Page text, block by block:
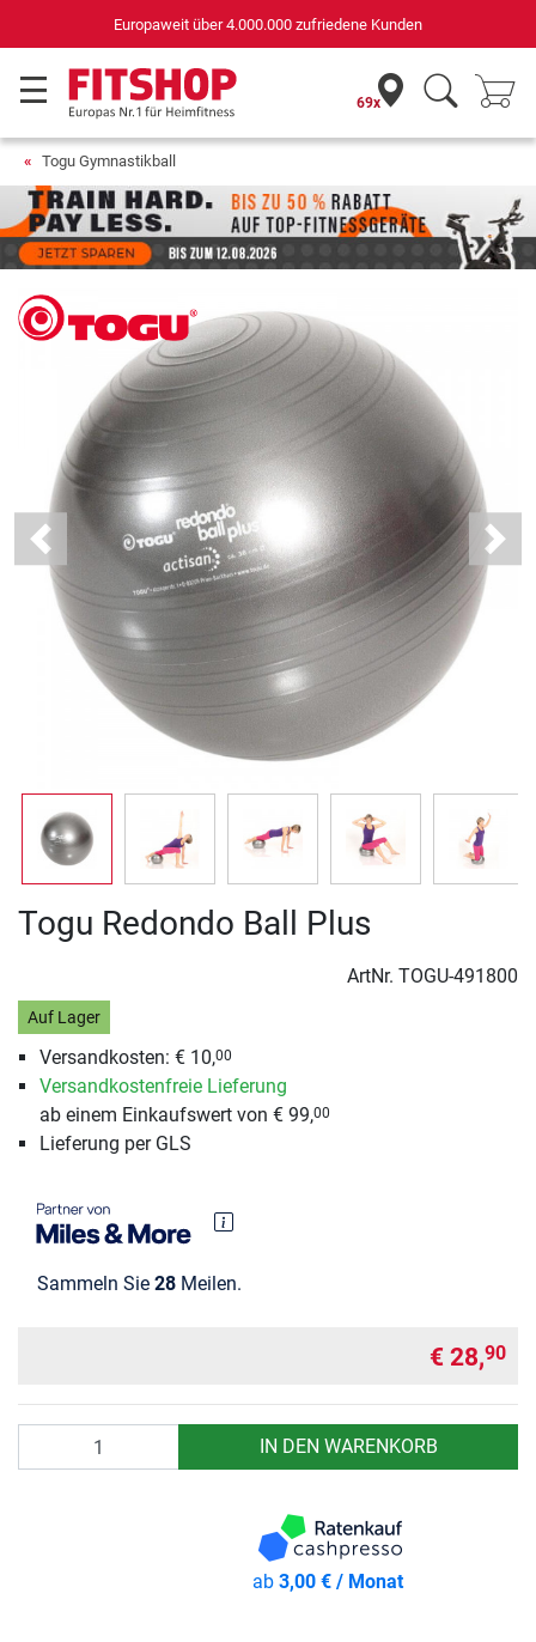
Europaweit über 4.000.000 zufriedene Kunden
69x
Togu Gymnastikball
Previous Next
Togu Redondo Ball Plus
ArtNr. TOGU-491800
Auf Lager
Versandkosten: € 10,00
Versandkostenfreie Lieferung
ab einem Einkaufswert von € 99,00
Lieferung per GLS
Sammeln Sie 28 Meilen.
€ 28,90
IN DEN WARENKORB
ab3,00 € / Monat